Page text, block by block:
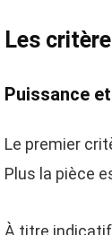
Les
Puissance
Le premier
Plus la pièce
À titre